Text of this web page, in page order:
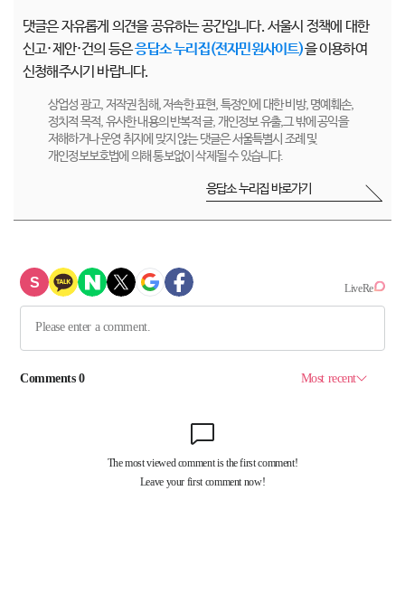
댓글은 자유롭게 의견을 공유하는 공간입니다. 서울시 정책에 대한
신고·제안·건의 등은응답소 누리집(전자민원사이트)을 이용하여
신청해주시기 바랍니다.
상업성 광고, 저작권 침해, 저속한 표현, 특정인에 대한 비방, 명예훼손,
정치적 목적, 유사한 내용의 반복적 글, 개인정보 유출,그 밖에 공익을
저해하거나 운영 취지에 맞지 않는 댓글은 서울특별시 조례 및
개인정보보호법에 의해 통보없이 삭제될 수 있습니다.
응답소 누리집 바로가기